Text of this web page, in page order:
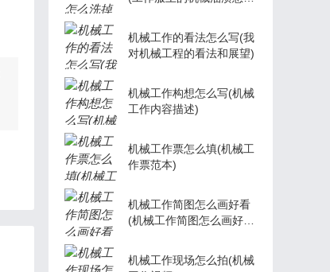
机械工作的看法怎么写(我
对机械工程的看法和展望)
机械工作构想怎么写(机械
工作内容描述)
机械工作票怎么填(机械工
作票范本)
机械工作简图怎么画好看
(机械工作简图怎么画好看
机械工作现场怎么拍(机械